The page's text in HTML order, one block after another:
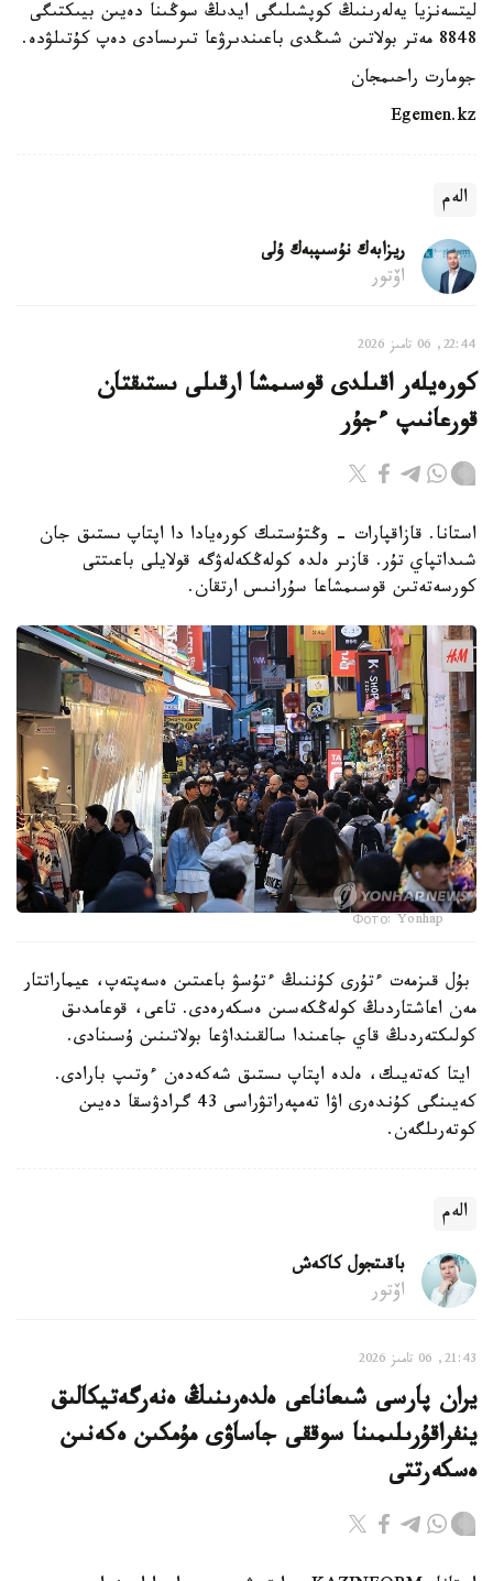
ليتسەنزيا يەلەرىنىڭ كوپشىلىگى ايدىڭ سوڭىنا دەيىن بيىكتىگى
8848 مەتر بولاتىن شىڭدى باعىندىرۋعا تىرىسادى دەپ كۇتىلۋدە.
جومارت راحىمجان
Egemen.kz
الەم
ريزابەك نۇسىپبەك ۇلى
اۆتور
22:44, 06 تامىز 2026
كورەيلەر اقىلدى قوسىمشا ارقىلى ىستىقتان
قورعانىپ ءجۇر
استانا. قازاقپارات - وڭتۇستىك كورەيادا دا اپتاپ ىستىق جان
شىداتپاي تۇر. قازىر ەلدە كولەڭكەلەۋگە قولايلى باعىتتى
كورسەتەتىن قوسىمشاعا سۇرانىس ارتقان.
Фото: Yonhap
بۇل قىزمەت ءتۇرى كۇننىڭ ءتۇسۋ باعىتىن ەسەپتەپ، عيماراتتار
مەن اعاشتاردىڭ كولەڭكەسىن ەسكەرەدى. تاعى، قوعامدىق
كولىكتەردىڭ قاي جاعىندا سالقىنداۋعا بولاتىنىن ۇسىنادى.
ايتا كەتەيىك، ەلدە اپتاپ ىستىق شەكەدەن ءوتىپ بارادى.
كەيىنگى كۇندەرى اۋا تەمپەراتۋراسى 43 گرادۋسقا دەيىن
كوتەرىلگەن.
الەم
باقىتجول كاكەش
اۆتور
21:43, 06 تامىز 2026
يران پارسى شىعاناعى ەلدەرىنىڭ ەنەرگەتيكالىق
ينفراقۇرىلىمىنا سوققى جاساۋى مۇمكىن ەكەنىن
ەسكەرتتى